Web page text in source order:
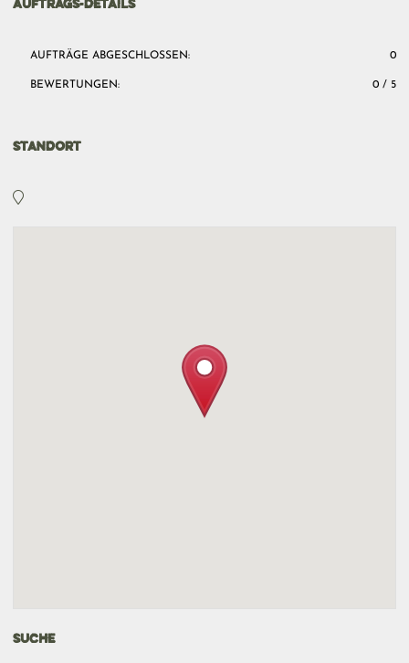
AUFTRAGS-DETAILS
AUFTRÄGE ABGESCHLOSSEN: 0
BEWERTUNGEN: 0 / 5
STANDORT
SUCHE